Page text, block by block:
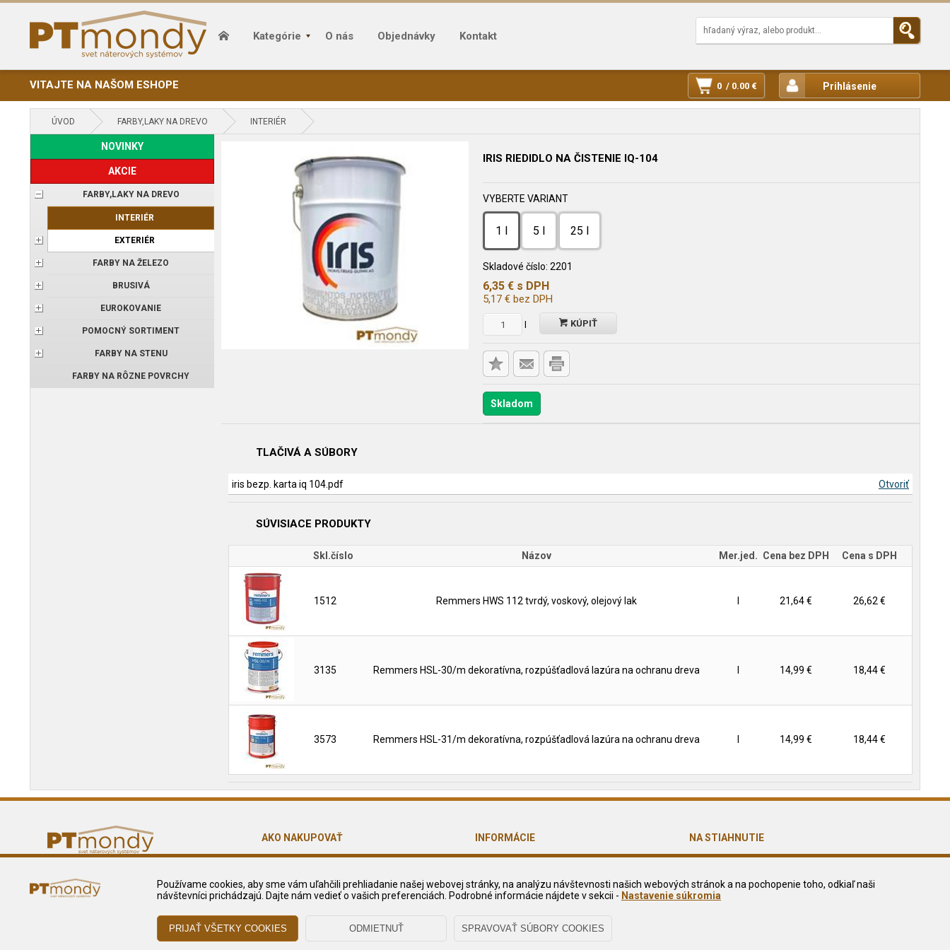
Kategórie O nás Objednávky Kontakt
VITAJTE NA NAŠOM ESHOPE Prihlásenie
0 / 0.00 €
ÚVOD FARBY,LAKY NA DREVO INTERIÉR
NOVINKY
AKCIE
FARBY,LAKY NA DREVO
INTERIÉR
EXTERIÉR
FARBY NA ŽELEZO
BRUSIVÁ
EUROKOVANIE
POMOCNÝ SORTIMENT
FARBY NA STENU
FARBY NA RÔZNE POVRCHY
IRIS RIEDIDLO NA ČISTENIE IQ-104
VYBERTE VARIANT
1 l 5 l 25 l
Skladové číslo: 2201
6,35 € s DPH
5,17 € bez DPH
l KÚPIŤ
Skladom
TLAČIVÁ A SÚBORY
iris bezp. karta iq 104.pdf Otvoriť
SÚVISIACE PRODUKTY
Skl.číslo Názov Mer.jed. Cena bez DPH Cena s DPH
1512 Remmers HWS 112 tvrdý, voskový, olejový lak 21,64 € 26,62 €
3135 Remmers HSL-30/m dekoratívna, rozpúšťadlová lazúra na ochranu dreva 14,99 € 18,44 €
3573 Remmers HSL-31/m dekoratívna, rozpúšťadlová lazúra na ochranu dreva 14,99 € 18,44 €
AKO NAKUPOVAŤ
Obchodné podmienky
Zásady ochrany osobných údajov
Reklamačné podmienky
INFORMÁCIE
O nás
Kontakt
NA STIAHNUTIE
Reklamačný formulár
Odstúpiť od zmluvy tu
Odstúpenie od zmluvy - pdf
Používame cookies, aby sme vám uľahčili prehliadanie našej webovej stránky, na analýzu návštevnosti našich webových stránok a na pochopenie toho, odkiaľ naši
návštevníci prichádzajú. Dajte nám vedieť o vašich preferenciách. Podrobné informácie nájdete v sekcii - Nastavenie súkromia